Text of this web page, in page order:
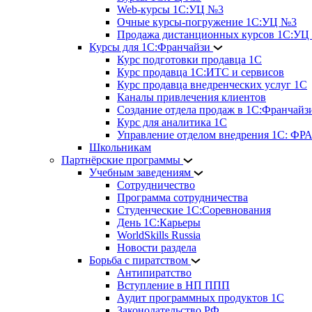
Web-курсы 1С:УЦ №3
Очные курсы-погружение 1С:УЦ №3
Продажа дистанционных курсов
Курсы для 1С:Франчайзи
Курс подготовки продавца 1С
Курс продавца 1С:ИТС и сервисов
Курс продавца внедренческих услуг 1С
Каналы привлечения клиентов
Создание отдела продаж в
Курс для аналитика 1С
Управление отделом внедрения 1С:
Школьникам
Партнёрские программы
Учебным заведениям
Сотрудничество
Программа сотрудничества
Студенческие 1С:Соревнования
День 1С:Карьеры
WorldSkills Russia
Новости раздела
Борьба с пиратством
Антипиратство
Вступление в НП ППП
Аудит программных продуктов 1С